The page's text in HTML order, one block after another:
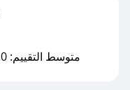
متوسط التقييم: 5.0 من 5 نجوم بواسطة 0 مستخدمين